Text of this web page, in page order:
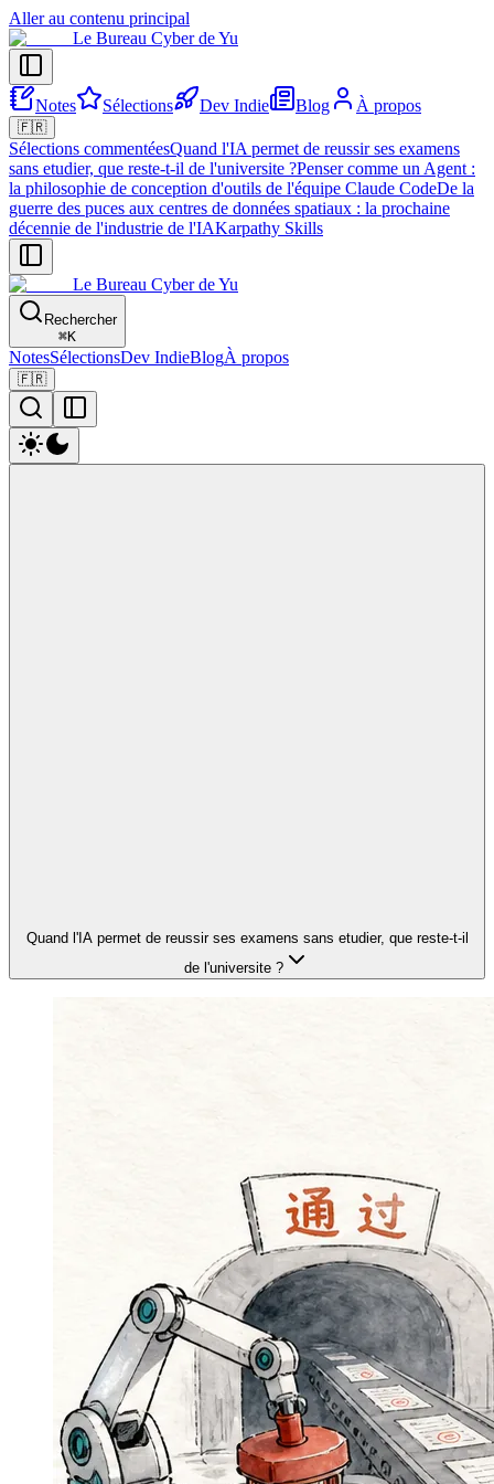
Aller au contenu principal
Le Bureau Cyber de Yu
Notes Sélections Dev Indie Blog À propos
🇫🇷
Sélections commentéesQuand l'IA permet de reussir ses examens
sans etudier, que reste-t-il de l'universite ?Penser comme un Agent :
la philosophie de conception d'outils de l'équipe Claude CodeDe la
guerre des puces aux centres de données spatiaux : la prochaine
décennie de l'industrie de l'IAKarpathy Skills
Le Bureau Cyber de Yu
Rechercher
⌘K
NotesSélectionsDev IndieBlogÀ propos
🇫🇷
Quand l'IA permet de reussir ses examens sans etudier, que reste-t-il
de l'universite ?